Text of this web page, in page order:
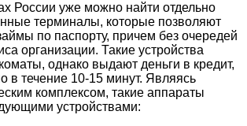
России уже можно найти отдельно
терминалы, которые позволяют
по паспорту, причем без очередей
организации. Такие устройства
однако выдают деньги в кредит,
в течение 10-15 минут. Являясь
комплексом, такие аппараты
устройствами: